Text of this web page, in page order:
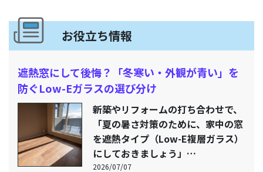
お役立ち情報
遮熱窓にして後悔？「冬寒い・外観が青い」を
防ぐLow-Eガラスの選び分け
新築やリフォームの打ち合わせで、
「夏の暑さ対策のために、家中の窓
を遮熱タイプ（Low-E複層ガラス）
にしておきましょう」…
2026/07/07